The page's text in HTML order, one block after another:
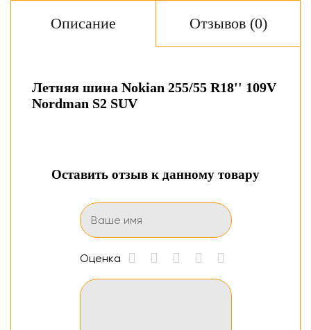
Оставить отзыв к данному товару
Оценка
Описание Отзывов (0)
Летняя шина Nokian 255/55 R18'' 109V
Nordman S2 SUV